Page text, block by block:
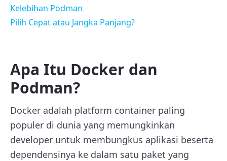
Kelebihan Podman
Pilih Cepat atau Jangka Panjang?
Apa Itu Docker dan
Podman?
Docker adalah platform container paling
populer di dunia yang memungkinkan
developer untuk membungkus aplikasi beserta
dependensinya ke dalam satu paket yang